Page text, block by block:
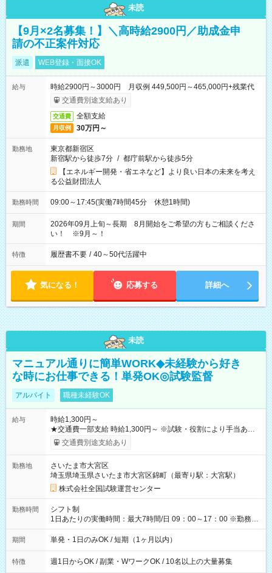
未読
【9月×2名募集！】＼高時給2900円／助成金申
請の不正案件対応
派遣 WEB登録・面接OK
給与
時給2900円～3000円 月収例 449,500円～465,000円+残業代
交通費別途支給あり
交通費 全額支給
月収例 30万円～
勤務地
東京都新宿区
新宿駅から徒歩7分 / 都庁前駅から徒歩5分
【エネルギー開発・省エネなど】より良い日本の未来を考え
る公益財団法人
勤務時間 09:00～17:45(実働7時間45分 休憩1時間)
期間
2026年09月上旬～長期 8月開始をご希望の方もご相談くださ
い！ ※9月～！
特徴 履歴書不要 / 40～50代活躍中
気になる！ 応募する 詳細へ
未読
マニュアル通りに簡単WORK◆未経験から好き
な時にお仕事できる！単発OK◎試験監督
アルバイト 職種未経験OK
給与
時給1,300円～
★交通費一部支給 時給1,300円～ ※試験・役割により手当あり
※勤務回数により昇給あり 【即給（前払い）オプションあ
り！】 希望される場合、勤務から1週間ほどで給与の一部を受け
例】 ・河合塾模擬試験 8:30～17:30（休憩1時間） 時給1,300円
×8時間＝日収10,400円＋交通費 ※当日の役割により時給＋100
円の場合あり ・国家試験 7:00～13:30（休憩なし） 時給1,300
円（役割手当＋100円）×6時間＝日収8,400円＋交通費 【試用期
間】試用期間なし
交通費別途支給あり
勤務地
さいたま市大宮区
埼玉県埼玉県さいたま市大宮区錦町（最寄り駅：大宮駅）
株式会社全国試験運営センター
勤務時間
シフト制
1日あたりの実働時間：最大7時間/日 09：00～17：00 ※勤務時
間は 試験により異なります。
期間 単発・1日のみOK / 短期（1ヶ月以内）
特徴 週1日からOK / 副業・WワークOK / 10名以上の大量募集